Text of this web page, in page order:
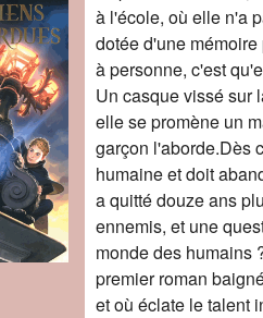
à l'école, où elle n'a
dotée d'une
à personne, c'est
Un casque vissé sur
elle se promène un
garçon l'aborde.Dès
humaine et doit
a quitté douze ans
ennemis, et une
monde des humains
premier roman
et où éclate le talent